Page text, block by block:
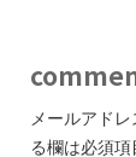
メールアド
る欄は必須項